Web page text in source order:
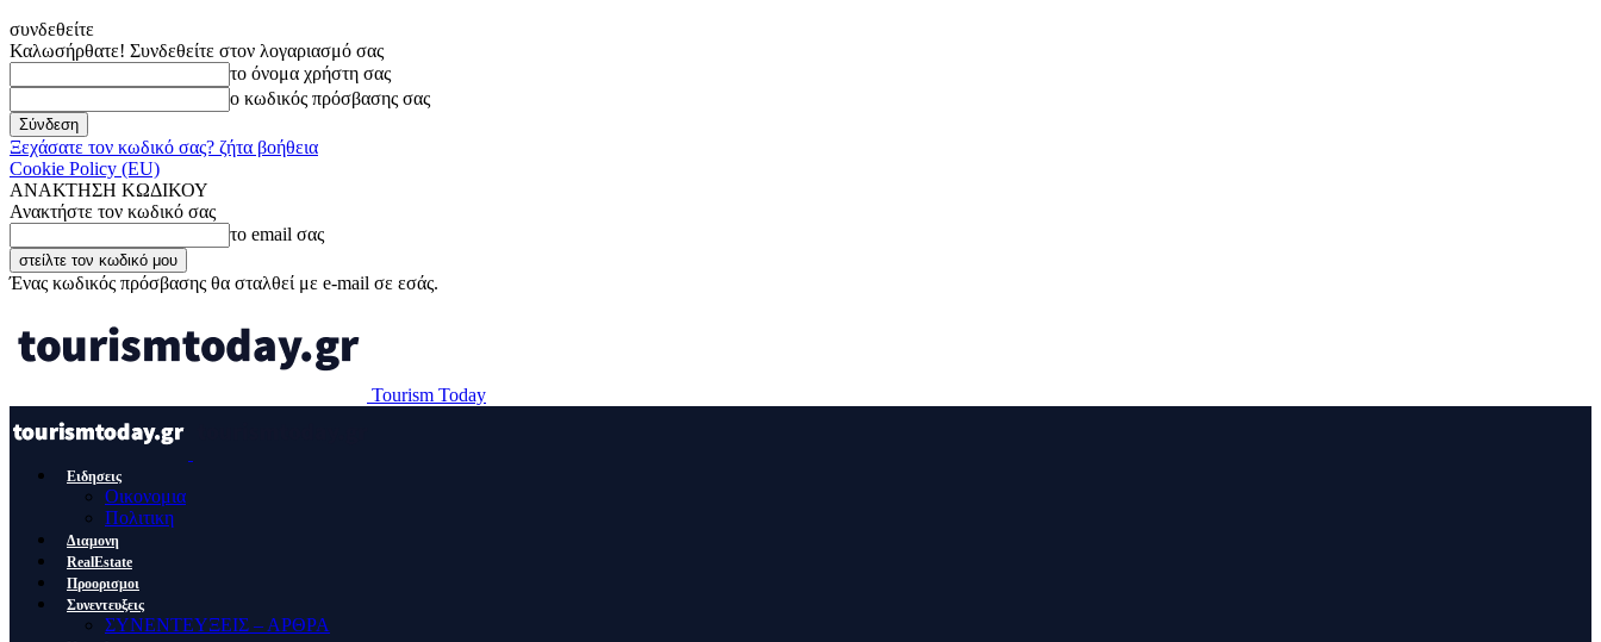
συνδεθείτε
Καλωσήρθατε! Συνδεθείτε στον λογαριασμό σας
το όνομα χρήστη σας
ο κωδικός πρόσβασης σας
Ξεχάσατε τον κωδικό σας? ζήτα βοήθεια
Cookie Policy (EU)
ΑΝΑΚΤΗΣΗ ΚΩΔΙΚΟΥ
Ανακτήστε τον κωδικό σας
το email σας
Ένας κωδικός πρόσβασης θα σταλθεί με e-mail σε εσάς.
Tourism Today
Ειδησεις
Οικονομια
Πολιτικη
Διαμονη
RealEstate
Προορισμοι
Συνεντευξεις
ΣΥΝΕΝΤΕΥΞΕΙΣ – ΑΡΘΡΑ